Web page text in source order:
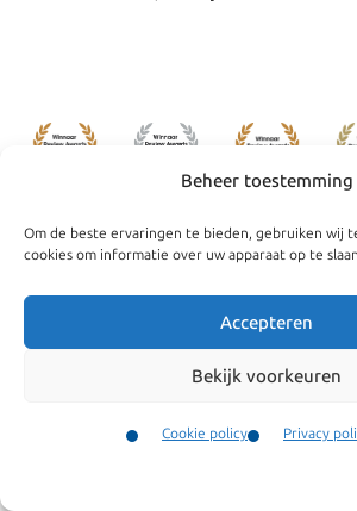
Beheer toestemming
Om de beste ervaringen te bieden, gebruiken wij
cookies om informatie over uw apparaat op te
Accepteren
Bekijk voorkeuren
Cookie policy Privacy
Particulieren
Algemene